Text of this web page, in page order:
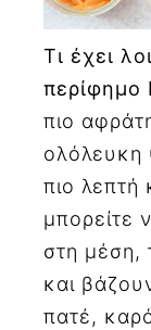
Τι έχει
πιο
ολόλευκη
πιο λεπτή
μπορείτε
στη μέση,
και
πατέ,